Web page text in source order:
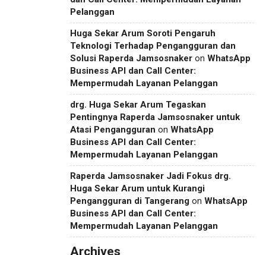
Pelanggan
Huga Sekar Arum Soroti Pengaruh
Teknologi Terhadap Pengangguran dan
Solusi Raperda Jamsosnaker on WhatsApp
Business API dan Call Center:
Mempermudah Layanan Pelanggan
drg. Huga Sekar Arum Tegaskan
Pentingnya Raperda Jamsosnaker untuk
Atasi Pengangguran on WhatsApp
Business API dan Call Center:
Mempermudah Layanan Pelanggan
Raperda Jamsosnaker Jadi Fokus drg.
Huga Sekar Arum untuk Kurangi
Pengangguran di Tangerang on WhatsApp
Business API dan Call Center:
Mempermudah Layanan Pelanggan
Archives